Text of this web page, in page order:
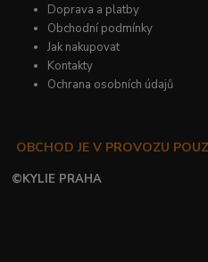
Doprava a platby
Obchodní podmínky
Jak nakupovat
Kontakty
Ochrana osobních údajů
OBCHOD JE V PROVOZU
©KYLIE PRAHA